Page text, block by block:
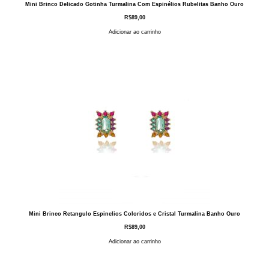
Mini Brinco Delicado Gotinha Turmalina Com Espinélios Rubelitas Banho Ouro
R$89,00
Adicionar ao carrinho
Mini Brinco Retangulo Espinelios Coloridos e Cristal Turmalina Banho Ouro
R$89,00
Adicionar ao carrinho